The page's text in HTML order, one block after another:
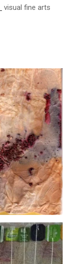
visual fine arts